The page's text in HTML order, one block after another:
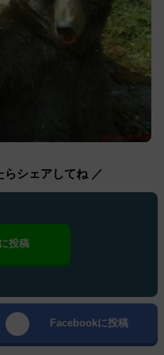
らシェアしてね ／
投稿
Facebookに投稿